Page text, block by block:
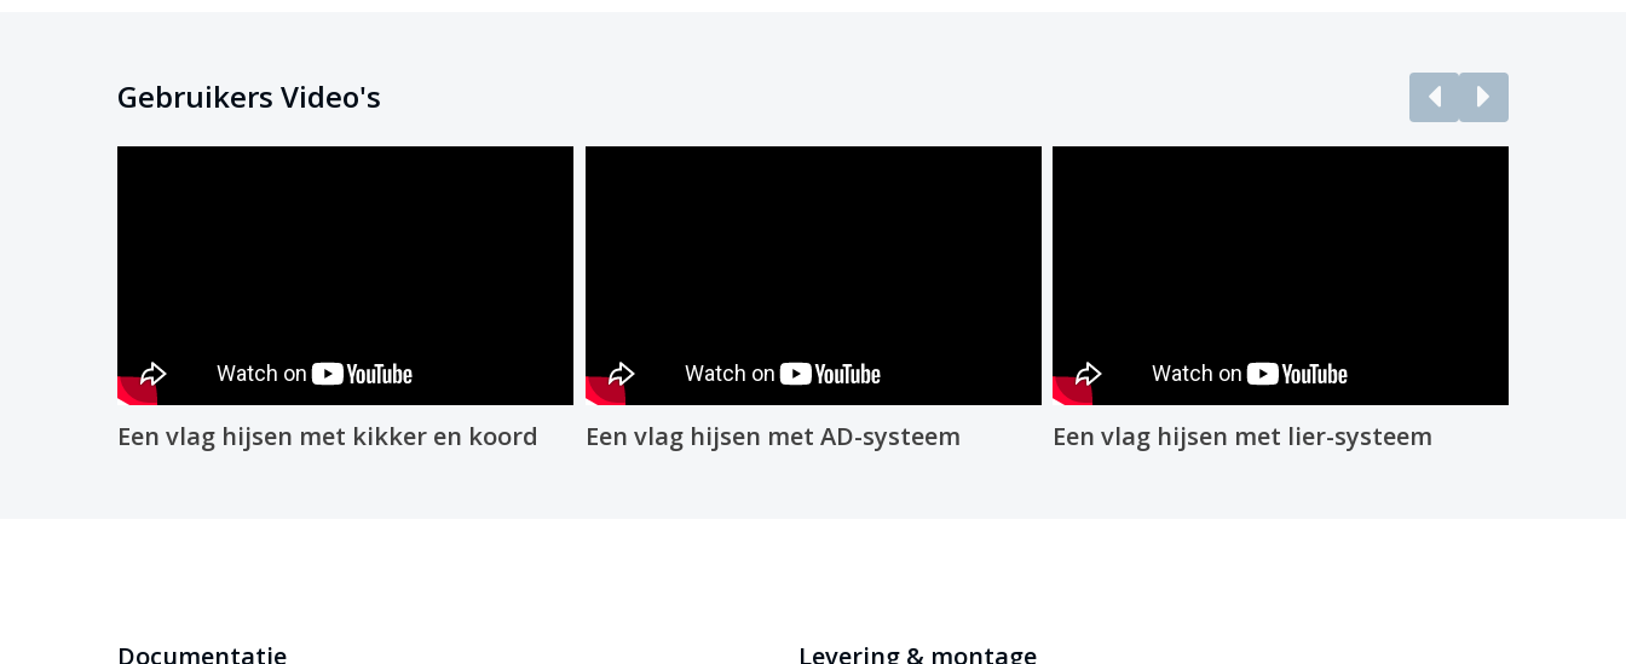
Gebruikers Video's
Een vlag hijsen met kikker en koord Een vlag hijsen met AD-systeem Een vlag hijsen met lier-systeem
Documentatie Levering & montage